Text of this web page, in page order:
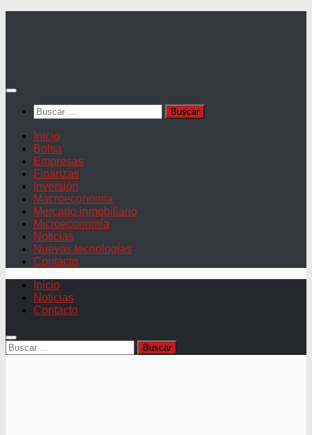
Buscar:
Inicio
Bolsa
Empresas
Finanzas
Inversión
Macroeconomía
Mercado inmobiliario
Microeconomía
Noticias
Nuevas tecnologías
Contacto
Inicio
Noticias
Contacto
Buscar: